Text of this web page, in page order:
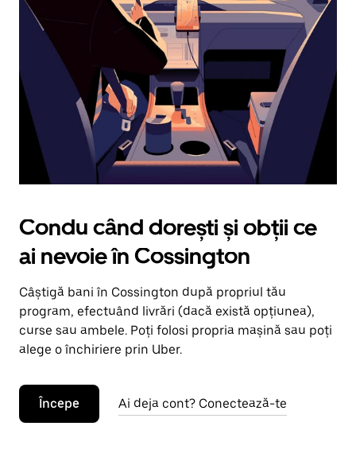
în
jos.
Închide
calendarul
apăsând
pe
butonul
Escape.
Condu când dorești și obții ce
ai nevoie în Cossington
Câștigă bani în Cossington după propriul tău
program, efectuând livrări (dacă există opțiunea),
curse sau ambele. Poți folosi propria mașină sau poți
alege o închiriere prin Uber.
Începe Ai deja cont? Conectează-te